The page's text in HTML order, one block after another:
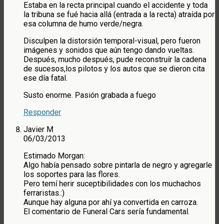
Estaba en la recta principal cuando el accidente y toda
la tribuna se fué hacia allá (entrada a la recta) atraída por
esa columna de humo verde/negra.
Disculpen la distorsión temporal-visual, pero fueron
imágenes y sonidos que aún tengo dando vueltas.
Después, mucho después, pude reconstruír la cadena
de sucesos,los pilotos y los autos que se dieron cita
ese día fatal.
Susto enorme. Pasión grabada a fuego
Responder
Javier M
06/03/2013
Estimado Morgan:
Algo había pensado sobre pintarla de negro y agregarle
los soportes para las flores.
Pero temí herir suceptibilidades con los muchachos
ferraristas.:)
Aunque hay alguna por ahí ya convertida en carroza.
El comentario de Funeral Cars sería fundamental.